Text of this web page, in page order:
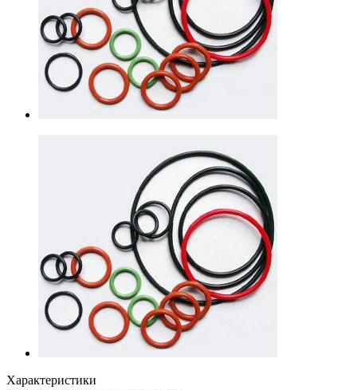
Характеристики